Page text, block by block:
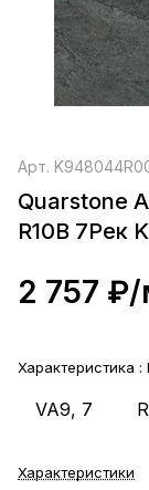
Арт.
Quarstone
R10B 7Рек
2 757 ₽/
Характеристика :
VA9, 7
Характеристики